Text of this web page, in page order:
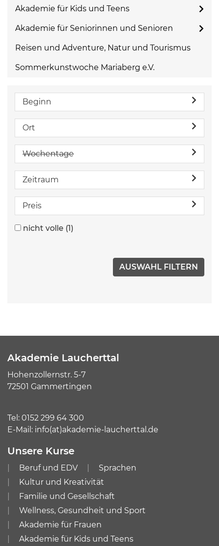
Akademie für Kids und Teens
Akademie für Seniorinnen und Senioren
Reisen und Adventure, Natur und Tourismus
Sommerkunstwoche Mariaberg e.V.
Beginn
Ort
Wochentage
Zeitraum
Preis
nicht volle (1)
Akademie Laucherttal
Hohenzollernstr. 5-7
72501 Gammertingen
Tel: 0152 299 64 300
E-Mail: info(at)akademie-laucherttal.de
Unsere Kurse
Beruf und EDV
Sprachen
Kultur und Kreativität
Familie und Gesellschaft
Wellness, Gesundheit und Sport
Akademie für Frauen
Akademie für Kids und Teens